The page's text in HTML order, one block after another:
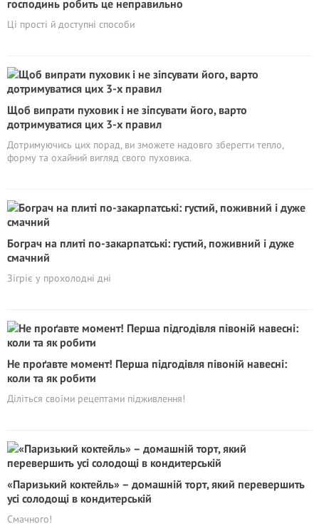
господинь робить це неправильно
Ці прості й доступні способи
Щоб випрати пуховик і не зіпсувати його, варто
дотримуватися цих 3-х правил
Дотримуючись цих порад, ви зможете надовго зберегти тепло,
форму та охайний вигляд свого пуховика.
Бограч на плиті по-закарпатські: густий, поживний і дуже
смачний
Зігріє у прохолодні дні
Не проґавте момент! Перша підгодівля півоній навесні:
коли та як робити
Діліться своїми рецептами підживлення!
«Паризький коктейль» – домашній торт, який перевершить
усі солодощі в кондитерській
Смачного!